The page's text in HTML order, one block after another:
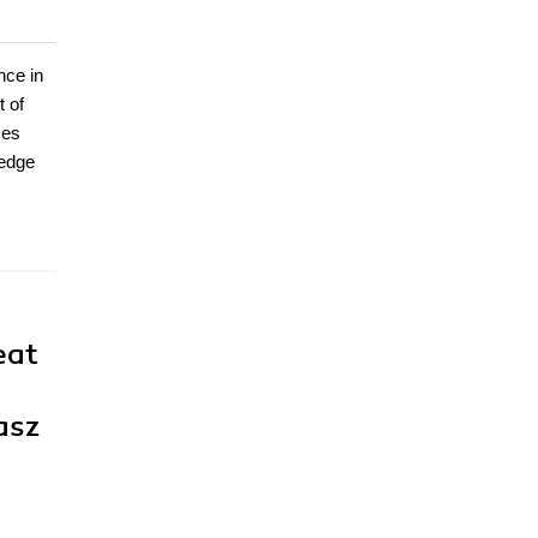
in
of